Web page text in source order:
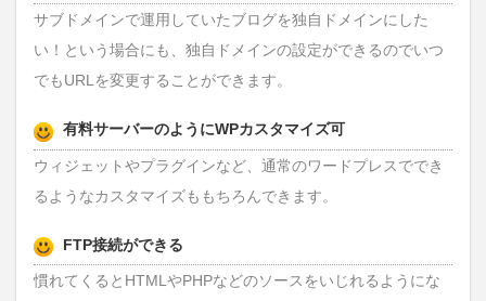
サブドメインで運用していたブログを独自ドメインにした
い！という場合にも、独自ドメインの設定ができるのでいつ
でもURLを変更することができます。
有料サーバーのようにWPカスタマイズ可
ウィジェットやプラグインなど、通常のワードプレスででき
るようなカスタマイズももちろんできます。
FTP接続ができる
慣れてくるとHTMLやPHPなどのソースをいじれるようにな